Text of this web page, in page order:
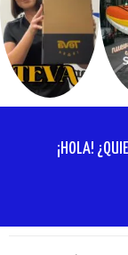
¡HOLA!